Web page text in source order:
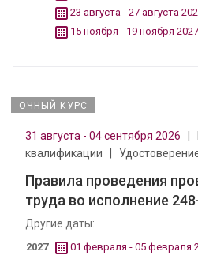
23 августа - 27 августа
15 ноября - 19 ноября 2027
ОЧНЫЙ КУРС
31 августа - 04 сентября 2026
квалификации
Правила проведения
труда во исполнение
Другие даты:
2027
01 февраля - 05 февраля